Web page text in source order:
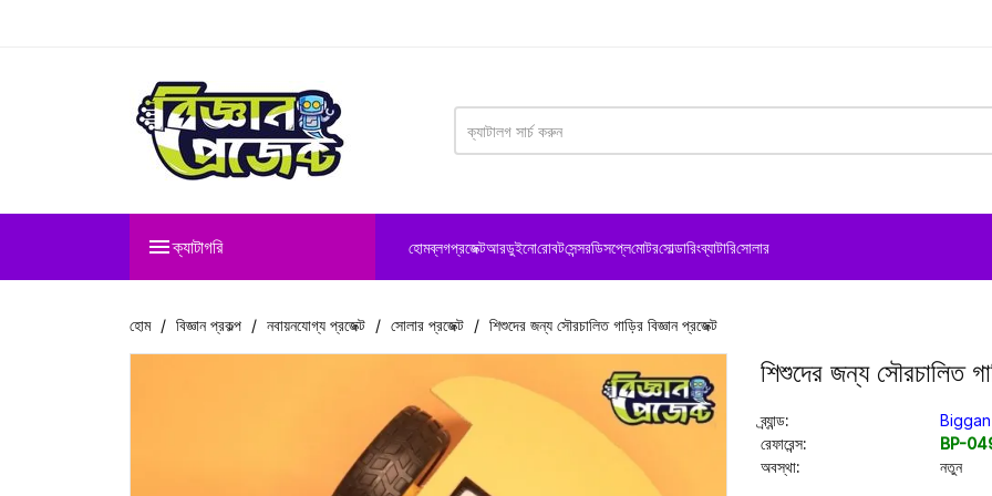
ক্যাটাগরি হোমব্লগপ্রজেক্টআরডুইনোরোবটসেন্সরডিসপ্লেমোটরসোল্ডারিংব্যাটারিসোলার
হোম বিজ্ঞান প্রকল্প নবায়নযোগ্য প্রজেক্ট সোলার প্রজেক্ট শিশুদের জন্য সৌরচালিত গাড়ির বিজ্ঞান প্রজেক্ট
শিশুদের জন্য সৌরচালিত
ব্র্যান্ড:
রেফারেন্স:
BP-
অবস্থা:
নতুন